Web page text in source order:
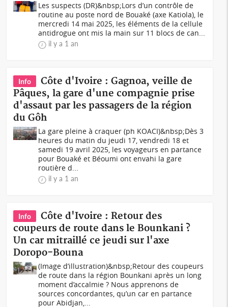
Les suspects (DR)&nbsp;Lors d’un contrôle de
routine au poste nord de Bouaké (axe Katiola), le
mercredi 14 mai 2025, les éléments de la cellule
antidrogue ont mis la main sur 11 blocs de can...
il y a 1 an
Info
Côte d'Ivoire : Gagnoa, veille de
Pâques, la gare d'une compagnie prise
d'assaut par les passagers de la région
du Gôh
La gare pleine à craquer (ph KOACI)&nbsp;Dès 3
heures du matin du jeudi 17, vendredi 18 et
samedi 19 avril 2025, les voyageurs en partance
pour Bouaké et Béoumi ont envahi la gare
routière d...
il y a 1 an
Info
Côte d'Ivoire : Retour des
coupeurs de route dans le Bounkani ?
Un car mitraillé ce jeudi sur l'axe
Doropo-Bouna
(Image d’illustration)&nbsp;Retour des coupeurs
de route dans la région Bounkani après un long
moment d’accalmie ? Nous apprenons de
sources concordantes, qu’un car en partance
pour Abidjan,...